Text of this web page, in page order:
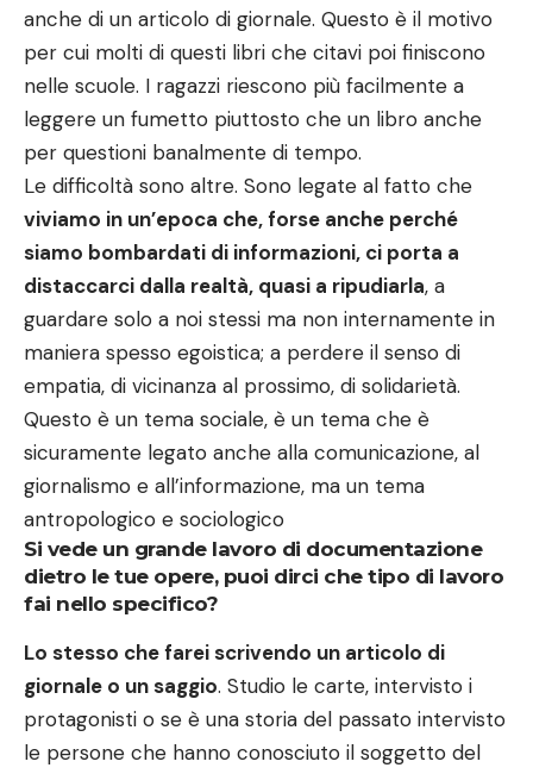
anche di un articolo di giornale. Questo è il motivo
per cui molti di questi libri che citavi poi finiscono
nelle scuole. I ragazzi riescono più facilmente a
leggere un fumetto piuttosto che un libro anche
per questioni banalmente di tempo.
Le difficoltà sono altre. Sono legate al fatto che
viviamo in un’epoca che, forse anche perché
siamo bombardati di informazioni, ci porta a
distaccarci dalla realtà, quasi a ripudiarla, a
guardare solo a noi stessi ma non internamente in
maniera spesso egoistica; a perdere il senso di
empatia, di vicinanza al prossimo, di solidarietà.
Questo è un tema sociale, è un tema che è
sicuramente legato anche alla comunicazione, al
giornalismo e all’informazione, ma un tema
antropologico e sociologico
Si vede un grande lavoro di documentazione
dietro le tue opere, puoi dirci che tipo di lavoro
fai nello specifico?
Lo stesso che farei scrivendo un articolo di
giornale o un saggio. Studio le carte, intervisto i
protagonisti o se è una storia del passato intervisto
le persone che hanno conosciuto il soggetto del